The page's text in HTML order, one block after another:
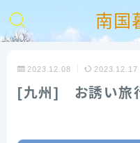
南国
【HOME】
2023.12.08 2023.12.17
[九州] お誘い旅